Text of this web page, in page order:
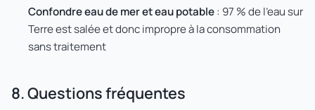
Confondre eau de mer et eau potable: 97 % de l'eau sur
Terre est salée et donc impropre à la consommation
sans traitement
8. Questions fréquentes